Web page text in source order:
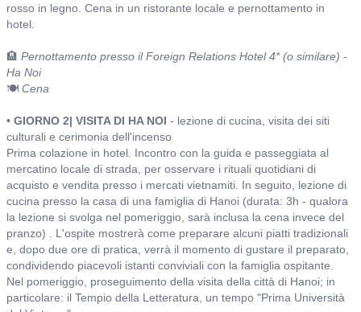
rosso in legno. Cena in un ristorante locale e pernottamento in
hotel.
🏨 Pernottamento presso il Foreign Relations Hotel 4* (o similare) -
Ha Noi
🍽️ Cena
• GIORNO 2| VISITA DI HA NOI - lezione di cucina, visita dei siti
culturali e cerimonia dell'incenso
Prima colazione in hotel. Incontro con la guida e passeggiata al
mercatino locale di strada, per osservare i rituali quotidiani di
acquisto e vendita presso i mercati vietnamiti. In seguito, lezione di
cucina presso la casa di una famiglia di Hanoi (durata: 3h - qualora
la lezione si svolga nel pomeriggio, sarà inclusa la cena invece del
pranzo) . L'ospite mostrerà come preparare alcuni piatti tradizionali
e, dopo due ore di pratica, verrà il momento di gustare il preparato,
condividendo piacevoli istanti conviviali con la famiglia ospitante.
Nel pomeriggio, proseguimento della visita della città di Hanoi; in
particolare: il Tempio della Letteratura, un tempo "Prima Università